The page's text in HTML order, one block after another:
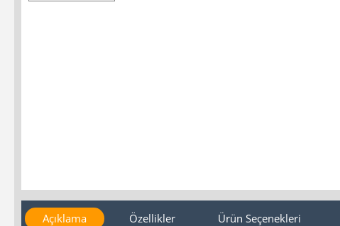
Açıklama Özellikler Ürün Seçenekleri